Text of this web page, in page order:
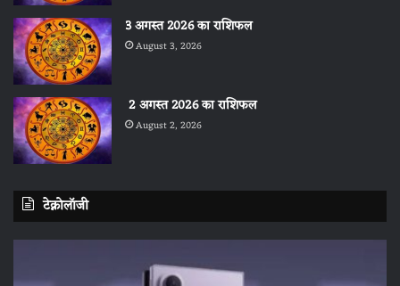
3 अगस्त 2026 का राशिफल
August 3, 2026
2 अगस्त 2026 का राशिफल
August 2, 2026
टेक्नोलॉजी